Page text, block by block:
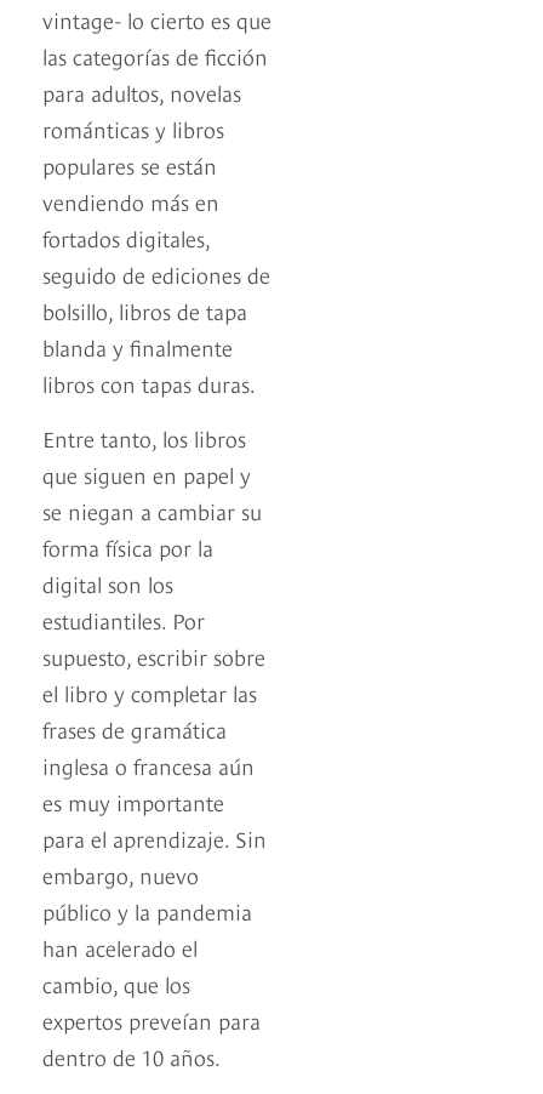
vintage- lo cierto es que
las categorías de ficción
para adultos, novelas
románticas y libros
populares se están
vendiendo más en
fortados digitales,
seguido de ediciones de
bolsillo, libros de tapa
blanda y finalmente
libros con tapas duras.
Entre tanto, los libros
que siguen en papel y
se niegan a cambiar su
forma física por la
digital son los
estudiantiles. Por
supuesto, escribir sobre
el libro y completar las
frases de gramática
inglesa o francesa aún
es muy importante
para el aprendizaje. Sin
embargo, nuevo
público y la pandemia
han acelerado el
cambio, que los
expertos preveían para
dentro de 10 años.